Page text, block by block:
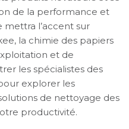
de la performance et
mettra l’accent sur
la chimie des papiers
et de
les spécialistes des
explorer les
de nettoyage des
productivité.